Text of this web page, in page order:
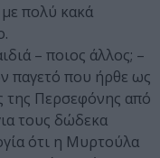
με πολύ κακά
– ποιος άλλος; –
παγετό που ήρθε ως
της Περσεφόνης από
τους δώδεκα
ότι η Μυρτούλα